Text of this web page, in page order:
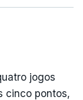
jogos
cinco pontos,